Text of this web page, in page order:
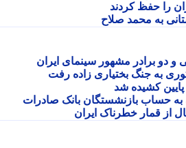
حفظ کردند
به محمد صلاح
برادر مشهور سینمای ایران
به جنگ بختیاری زاده رفت
کشیده شد
قمار خطرناک ایران